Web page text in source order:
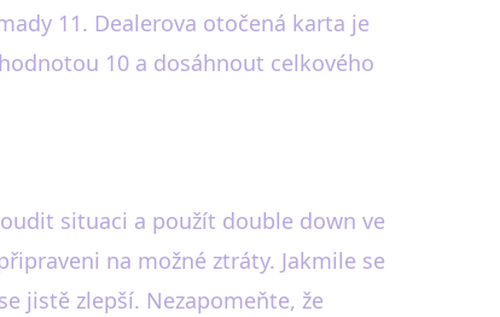
11. Dealerova otočená karta je
10 a dosáhnout celkového
situaci a použít double down ve
na možné ztráty. Jakmile se
jistě zlepší. Nezapomeňte, že